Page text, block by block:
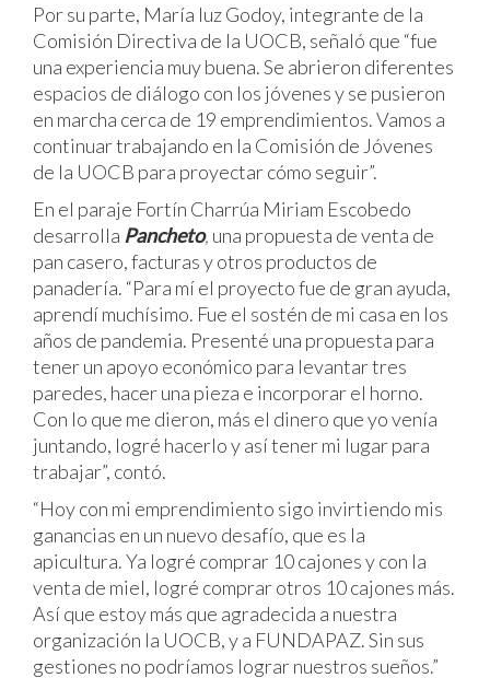
Por su parte, María luz Godoy, integrante de la
Comisión Directiva de la UOCB, señaló que “fue
una experiencia muy buena. Se abrieron diferentes
espacios de diálogo con los jóvenes y se pusieron
en marcha cerca de 19 emprendimientos. Vamos a
continuar trabajando en la Comisión de Jóvenes
de la UOCB para proyectar cómo seguir”.
En el paraje Fortín Charrúa Miriam Escobedo
desarrolla Pancheto, una propuesta de venta de
pan casero, facturas y otros productos de
panadería. “Para mí el proyecto fue de gran ayuda,
aprendí muchísimo. Fue el sostén de mi casa en los
años de pandemia. Presenté una propuesta para
tener un apoyo económico para levantar tres
paredes, hacer una pieza e incorporar el horno.
Con lo que me dieron, más el dinero que yo venía
juntando, logré hacerlo y así tener mi lugar para
trabajar”, contó.
“Hoy con mi emprendimiento sigo invirtiendo mis
ganancias en un nuevo desafío, que es la
apicultura. Ya logré comprar 10 cajones y con la
venta de miel, logré comprar otros 10 cajones más.
Así que estoy más que agradecida a nuestra
organización la UOCB, y a FUNDAPAZ. Sin sus
gestiones no podríamos lograr nuestros sueños.”